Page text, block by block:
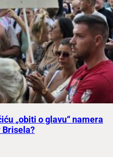
„obiti o glavu“ namera